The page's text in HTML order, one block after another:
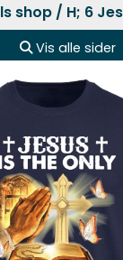
shop / H; 6
Vis alle sider